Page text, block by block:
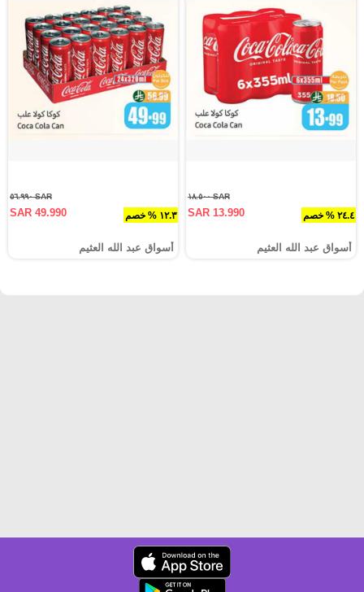
٢٤.٤ % خصم
SAR ١٨.٥٠٠
SAR 13.990
أسواق عبد الله العثيم
١٢.٣ % خصم
SAR ٥٦.٩٩٠
SAR 49.990
أسواق عبد الله العثيم